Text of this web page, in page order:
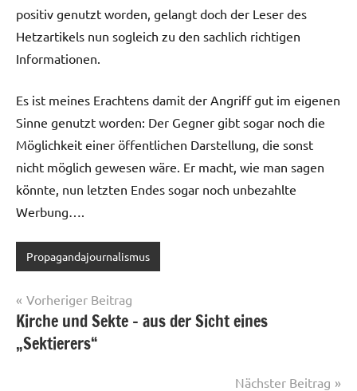
positiv genutzt worden, gelangt doch der Leser des
Hetzartikels nun sogleich zu den sachlich richtigen
Informationen.
Es ist meines Erachtens damit der Angriff gut im eigenen
Sinne genutzt worden: Der Gegner gibt sogar noch die
Möglichkeit einer öffentlichen Darstellung, die sonst
nicht möglich gewesen wäre. Er macht, wie man sagen
könnte, nun letzten Endes sogar noch unbezahlte
Werbung….
Propagandajournalismus
Beitragsnavigation
Vorheriger Beitrag
Kirche und Sekte – aus der Sicht eines
„Sektierers“
Nächster Beitrag